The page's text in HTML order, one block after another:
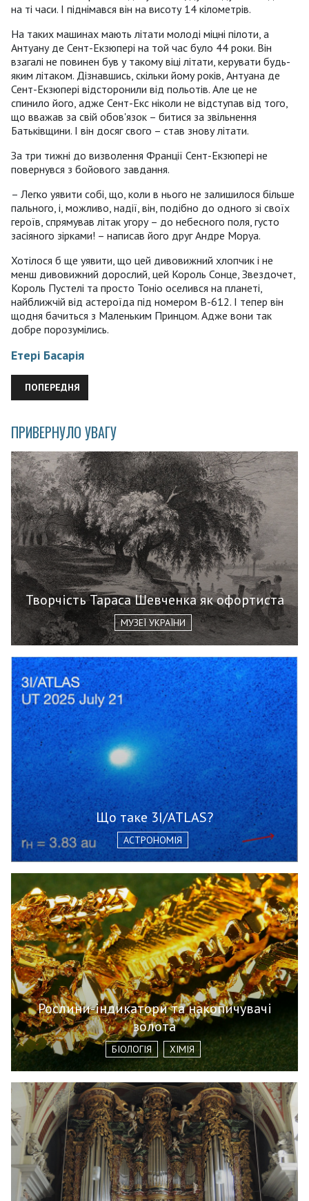
на ті часи. І піднімався він на висоту 14 кілометрів.
На таких машинах мають літати молоді міцні пілоти, а
Антуану де Сент-Екзюпері на той час було 44 роки. Він
взагалі не повинен був у такому віці літати, керувати будь-
яким літаком. Дізнавшись, скільки йому років, Антуана де
Сент-Екзюпері відсторонили від польотів. Але це не
спинило його, адже Сент-Екс ніколи не відступав від того,
що вважав за свій обов'язок – битися за звільнення
Батьківщини. І він досяг свого – став знову літати.
За три тижні до визволення Франції Сент-Екзюпері не
повернувся з бойового завдання.
– Легко уявити собі, що, коли в нього не залишилося більше
пального, і, можливо, надії, він, подібно до одного зі своїх
героїв, спрямував літак угору – до небесного поля, густо
засіяного зірками! – написав його друг Андре Моруа.
Хотілося б ще уявити, що цей дивовижний хлопчик і не
менш дивовижний дорослий, цей Король Сонце, Звездочет,
Король Пустелі та просто Тоніо оселився на планеті,
найближчій від астероїда під номером В-612. І тепер він
щодня бачиться з Маленьким Принцом. Адже вони так
добре порозумілись.
Етері Басарія
ПОПЕРЕДНЯ СТАТТЯ: ТАЄМНИЦІ НАШОЇ ПАМ’ЯТІ
ПОПЕРЕДНЯ
ПРИВЕРНУЛО УВАГУ
Творчість Тараса Шевченка як офортиста
МУЗЕЇ УКРАЇНИ
Що таке 3I/ATLAS?
АСТРОНОМІЯ
Рослини-індикатори та накопичувачі
золота
БІОЛОГІЯ ХІМІЯ